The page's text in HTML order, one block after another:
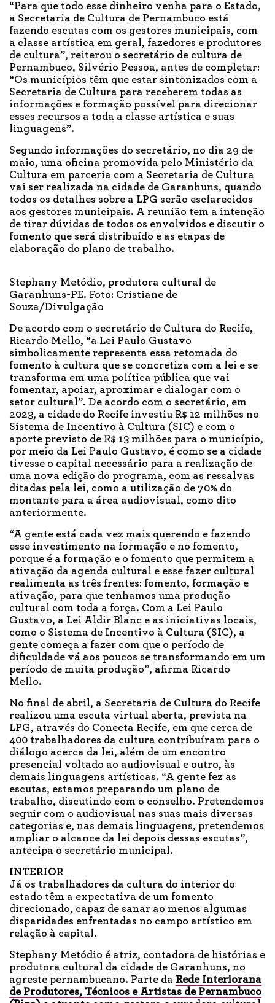
“Para que todo esse dinheiro venha para o Estado,
a Secretaria de Cultura de Pernambuco está
fazendo escutas com os gestores municipais, com
a classe artística em geral, fazedores e produtores
de cultura”, reiterou o secretário de cultura de
Pernambuco, Silvério Pessoa, antes de completar:
“Os municípios têm que estar sintonizados com a
Secretaria de Cultura para receberem todas as
informações e formação possível para direcionar
esses recursos a toda a classe artística e suas
linguagens”.
Segundo informações do secretário, no dia 29 de
maio, uma oficina promovida pelo Ministério da
Cultura em parceria com a Secretaria de Cultura
vai ser realizada na cidade de Garanhuns, quando
todos os detalhes sobre a LPG serão esclarecidos
aos gestores municipais. A reunião tem a intenção
de tirar dúvidas de todos os envolvidos e discutir o
fomento que será distribuído e as etapas de
elaboração do plano de trabalho.
Stephany Metódio, produtora cultural de
Garanhuns-PE. Foto: Cristiane de
Souza/Divulgação
De acordo com o secretário de Cultura do Recife,
Ricardo Mello, “a Lei Paulo Gustavo
simbolicamente representa essa retomada do
fomento à cultura que se concretiza com a lei e se
transforma em uma política pública que vai
fomentar, apoiar, aproximar e dialogar com o
setor cultural”. De acordo com o secretário, em
2023, a cidade do Recife investiu R$ 12 milhões no
Sistema de Incentivo à Cultura (SIC) e com o
aporte previsto de R$ 13 milhões para o município,
por meio da Lei Paulo Gustavo, é como se a cidade
tivesse o capital necessário para a realização de
uma nova edição do programa, com as ressalvas
ditadas pela lei, como a utilização de 70% do
montante para a área audiovisual, como dito
anteriormente.
“A gente está cada vez mais querendo e fazendo
esse investimento na formação e no fomento,
porque é a formação e o fomento que permitem a
ativação da agenda cultural e esse fazer cultural
realimenta as três frentes: fomento, formação e
ativação, para que tenhamos uma produção
cultural com toda a força. Com a Lei Paulo
Gustavo, a Lei Aldir Blanc e as iniciativas locais,
como o Sistema de Incentivo à Cultura (SIC), a
gente começa a fazer com que o período de
dificuldade vá aos poucos se transformando em um
período de muita produção”, afirma Ricardo
Mello.
No final de abril, a Secretaria de Cultura do Recife
realizou uma escuta virtual aberta, prevista na
LPG, através do Conecta Recife, em que cerca de
400 trabalhadores da cultura contribuíram para o
diálogo acerca da lei, além de um encontro
presencial voltado ao audiovisual e outro, às
demais linguagens artísticas. “A gente fez as
escutas, estamos preparando um plano de
trabalho, discutindo com o conselho. Pretendemos
seguir com o audiovisual nas suas mais diversas
categorias e, nas demais linguagens, pretendemos
ampliar o alcance da lei depois dessas escutas”,
antecipa o secretário municipal.
INTERIOR
Já os trabalhadores da cultura do interior do
estado têm a expectativa de um fomento
direcionado, capaz de sanar ao menos algumas
disparidades enfrentadas no campo artístico em
relação à capital.
Stephany Metódio é atriz, contadora de histórias e
produtora cultural da cidade de Garanhuns, no
agreste pernambucano. Parte da Rede Interiorana
de Produtores, Técnicos e Artistas de Pernambuco